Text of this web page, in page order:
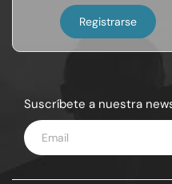
Registrarse
Suscríbete a nuestra
Introduce
tu